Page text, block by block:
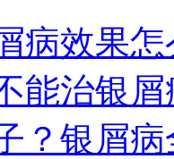
病效果怎
能治银屑
？银屑